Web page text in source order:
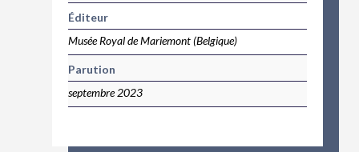
Éditeur
Musée Royal de Mariemont (Belgique)
Parution
septembre 2023